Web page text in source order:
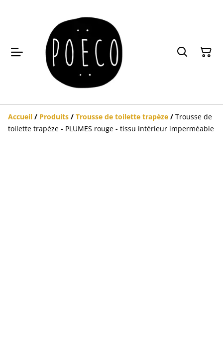
Accueil / Produits / Trousse de toilette trapèze / Trousse de
toilette trapèze - PLUMES rouge - tissu intérieur imperméable